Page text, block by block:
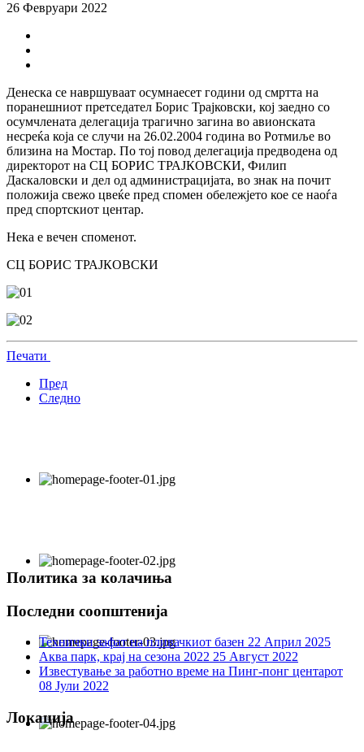
26 Февруари 2022
Денеска се навршуваат осумнаесет години од смртта на
поранешниот претседател Борис Трајковски, кој заедно со
осумчлената делегација трагично загина во авионската
несреќа која се случи на 26.02.2004 година во Ротмиље во
близина на Мостар. По тој повод делегација предводена од
директорот на СЦ БОРИС ТРАЈКОВСКИ, Филип
Даскаловски и дел од администрацијата, во знак на почит
положија свежо цвеќе пред спомен обележјето кое се наоѓа
пред спортскиот центар.
Нека е вечен споменот.
СЦ БОРИС ТРАЈКОВСКИ
Печати
Пред
Следно
Политика за колачиња
Последни соопштенија
Технички зафат на пливачкиот базен 22 Април 2025
Аква парк, крај на сезона 2022 25 Август 2022
Известување за работно време на Пинг-понг центарот
08 Јули 2022
Локација